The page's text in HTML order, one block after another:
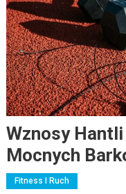
Wznosy
Mocnych
Fitness I Ruch